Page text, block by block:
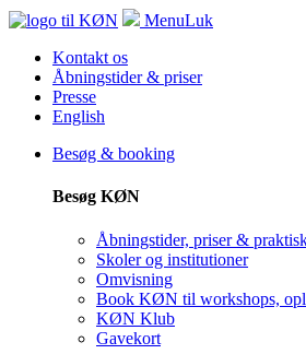
MenuLuk
Kontakt os
Åbningstider & priser
Presse
English
Besøg & booking
Besøg KØN
Åbningstider, priser &
Skoler og institutioner
Omvisning
Book KØN til workshops,
KØN Klub
Gavekort